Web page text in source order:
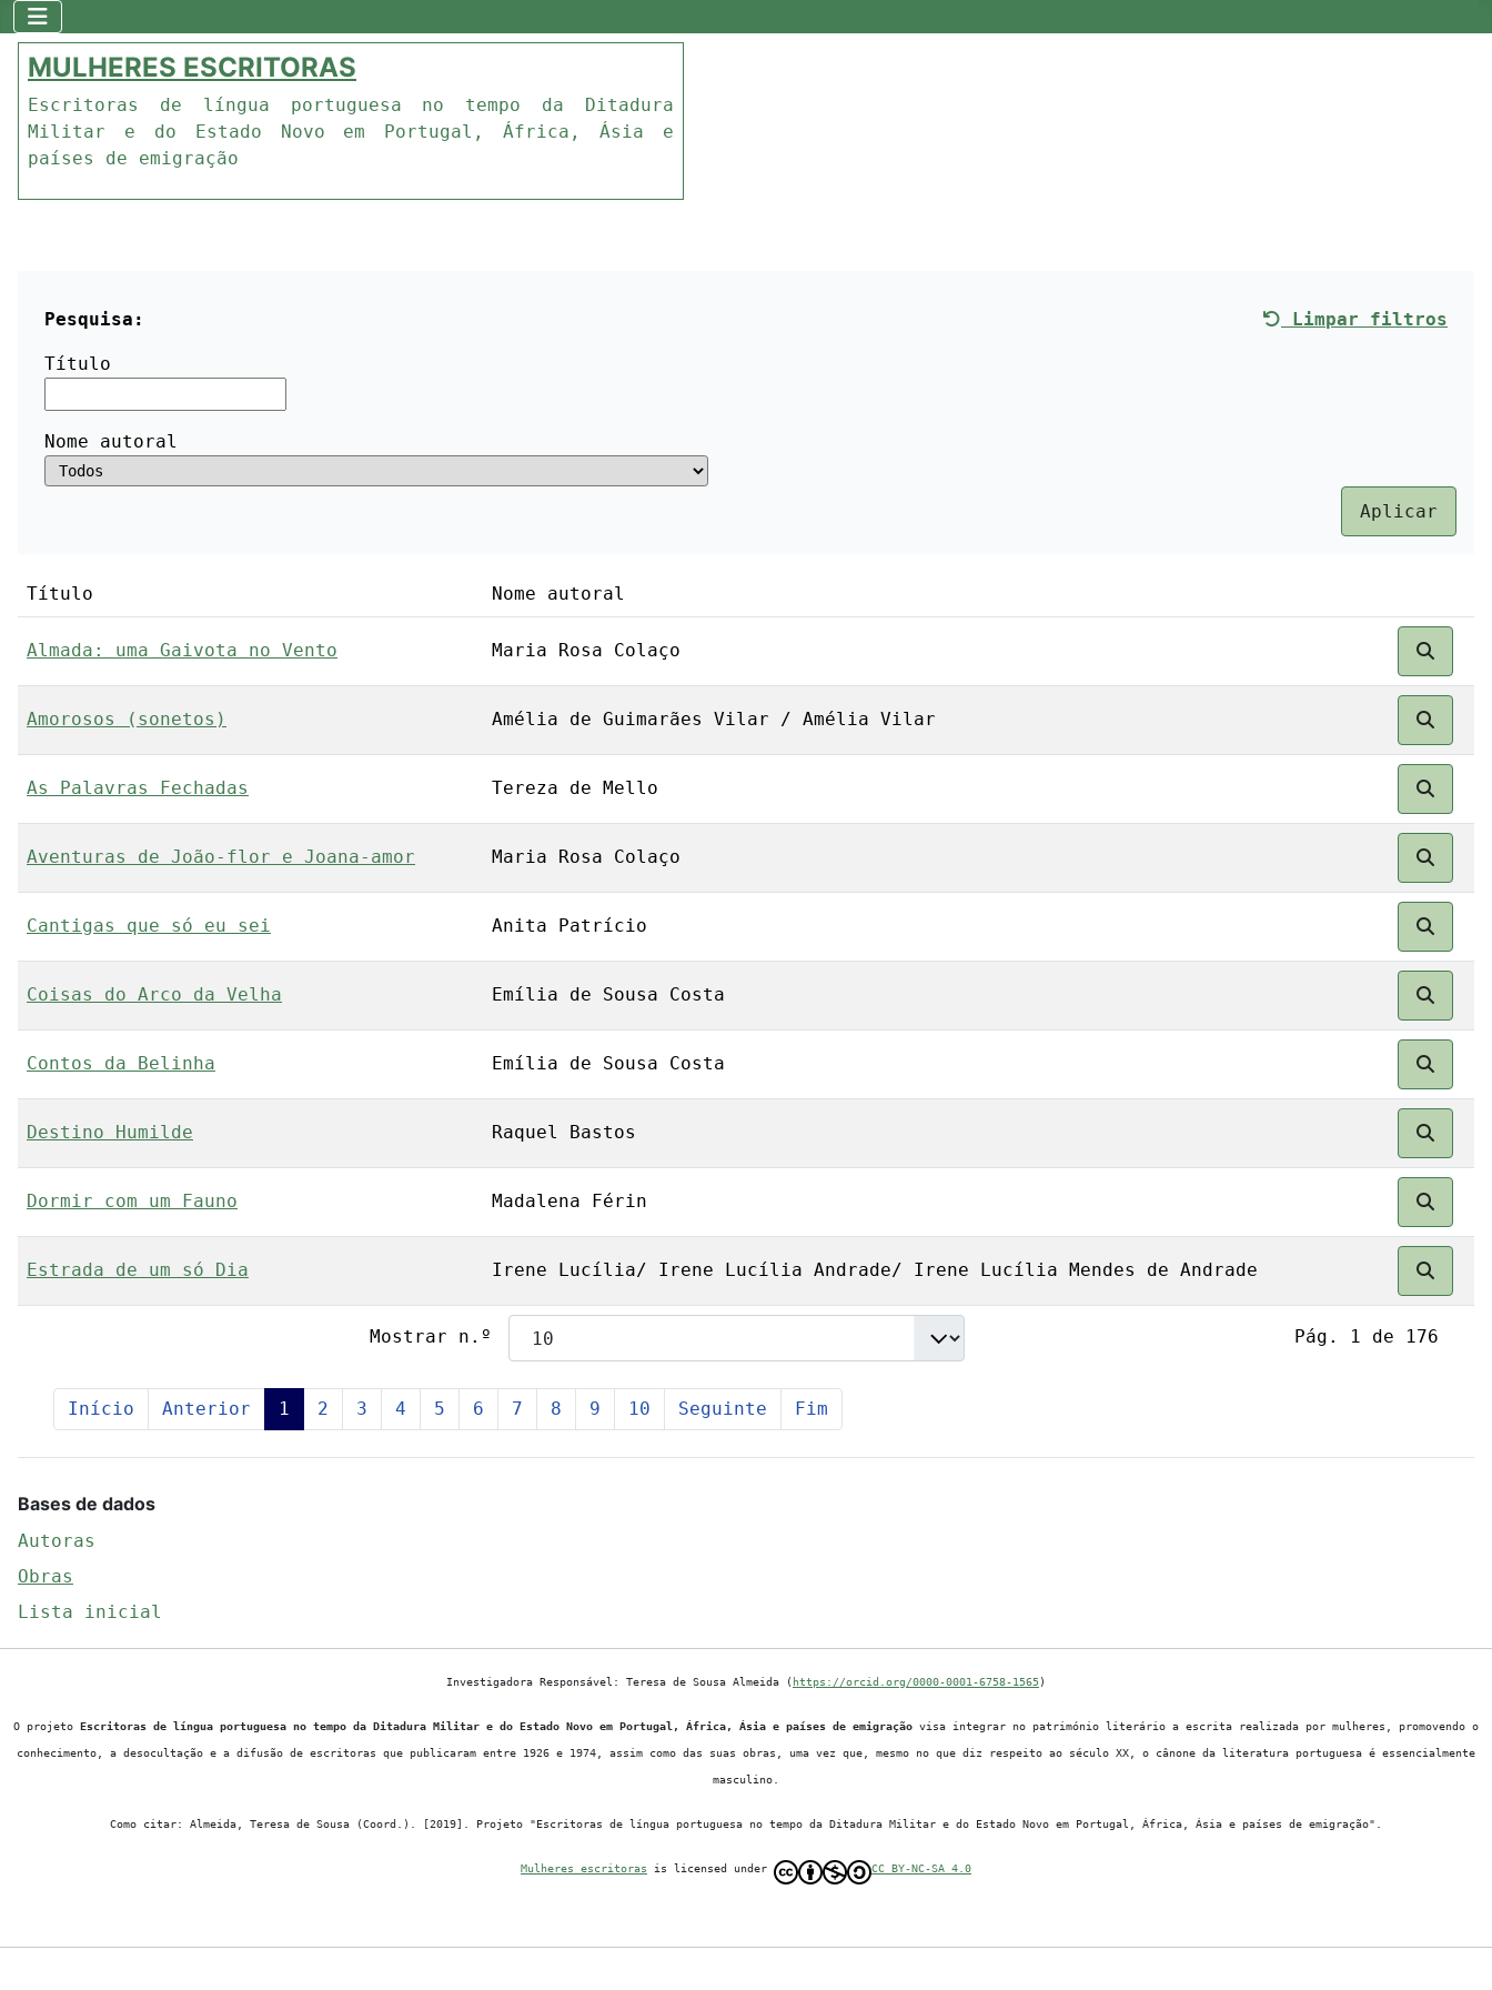
MULHERES ESCRITORAS
Escritoras de língua portuguesa no tempo da Ditadura
Militar e do Estado Novo em Portugal, África, Ásia e
países de emigração
Pesquisa: Limpar filtros
Título
Nome autoral
Título Nome autoral
Mostrar n.º Pág. 1 de 176
Início Anterior 1 2 3 4 5 6 7 8 9 10 Seguinte Fim
Almada: uma Gaivota no Vento Maria Rosa Colaço
Amorosos (sonetos) Amélia de Guimarães Vilar / Amélia Vilar
As Palavras Fechadas Tereza de Mello
Aventuras de João-flor e Joana-amor Maria Rosa Colaço
Cantigas que só eu sei Anita Patrício
Coisas do Arco da Velha Emília de Sousa Costa
Contos da Belinha Emília de Sousa Costa
Destino Humilde Raquel Bastos
Dormir com um Fauno Madalena Férin
Estrada de um só Dia Irene Lucília/ Irene Lucília Andrade/ Irene Lucília Mendes de Andrade
Bases de dados
Autoras
Obras
Lista inicial
Investigadora Responsável: Teresa de Sousa Almeida ( https://orcid.org/0000-0001-6758-1565)
O projeto Escritoras de língua portuguesa no tempo da Ditadura Militar e do Estado Novo em Portugal, África, Ásia e países de emigração visa integrar no património literário a escrita realizada por mulheres, promovendo o
conhecimento, a desocultação e a difusão de escritoras que publicaram entre 1926 e 1974, assim como das suas obras, uma vez que, mesmo no que diz respeito ao século XX, o cânone da literatura portuguesa é essencialmente
masculino.
Como citar: Almeida, Teresa de Sousa (Coord.). [2019]. Projeto "Escritoras de língua portuguesa no tempo da Ditadura Militar e do Estado Novo em Portugal, África, Ásia e países de emigração".
Mulheres escritoras is licensed under CC BY-NC-SA 4.0